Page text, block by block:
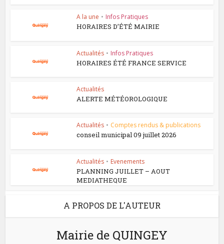
A la une • Infos Pratiques
HORAIRES D’ÉTÉ MAIRIE
Actualités • Infos Pratiques
HORAIRES ÉTÉ FRANCE SERVICE
Actualités
ALERTE MÉTÉOROLOGIQUE
Actualités • Comptes rendus & publications
conseil municipal 09 juillet 2026
Actualités • Evenements
PLANNING JUILLET – AOUT
MEDIATHEQUE
A PROPOS DE L'AUTEUR
Mairie de QUINGEY